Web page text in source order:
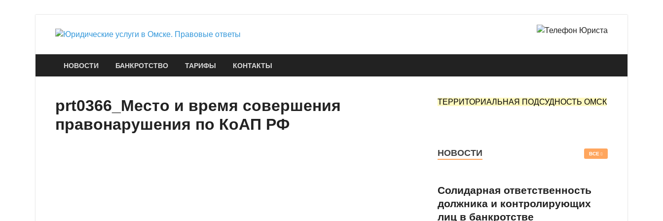
Юридические услуги в Омске.
Правовые ответы
НОВОСТИ БАНКРОТСТВО ТАРИФЫ КОНТАКТЫ
prt0366_Место и время совершения
правонарушения по КоАП РФ
ТЕРРИТОРИАЛЬНАЯ ПОДСУДНОСТЬ ОМСК
НОВОСТИ ВСЕ
Солидарная ответственность
должника и контролирующих
лиц в банкротстве